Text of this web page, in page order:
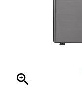
zoom_in